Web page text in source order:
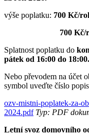
výše poplatku: 700 Kč/
700 Kč/
Splatnost poplatku do
pátek od 16:00 do 18:00.
Nebo převodem na účet
symbol uveďte číslo
ozv-mistni-poplatek-za-
2024.pdfTyp: PDF
Letní svoz domovního